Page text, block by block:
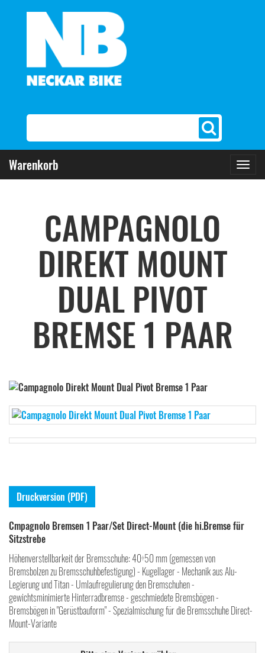
Warenkorb
CAMPAGNOLO
DIREKT MOUNT
DUAL PIVOT
BREMSE 1 PAAR
Druckversion (PDF)
Cmpagnolo Bremsen 1 Paar/Set Direct-Mount (die hi.Bremse für
Sitzstrebe
Höhenverstellbarkeit der Bremsschuhe: 40÷50 mm (gemessen von
Bremsbolzen zu Bremsschuhbefestigung) - Kugellager - Mechanik aus Alu-
Legierung und Titan - Umlaufregulierung den Bremschuhen -
gewichtsminimierte Hinterradbremse - geschmiedete Bremsbögen -
Bremsbögen in "Gerüstbauform" - Spezialmischung für die Bremsschuhe Direct-
Mount-Variante